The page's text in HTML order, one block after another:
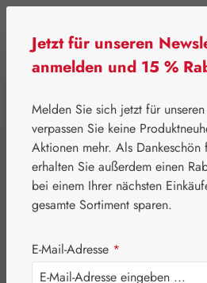
⌂ Gall Pharma
GPH
Jetzt für unseren
anmelden und 15 %
Melden Sie sich jetzt für
verpassen Sie keine
Aktionen mehr. Als
erhalten Sie außerdem einen
bei einem Ihrer nächsten
gesamte Sortiment sparen.
E-Mail-Adresse *